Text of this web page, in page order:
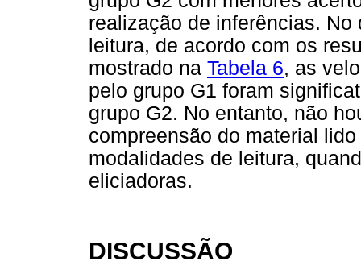
realização de inferências.
leitura, de acordo com os
mostrado na Tabela 6, as
pelo grupo G1 foram
grupo G2. No entanto, não
compreensão do material
modalidades de leitura,
eliciadoras.
DISCUSSÃO